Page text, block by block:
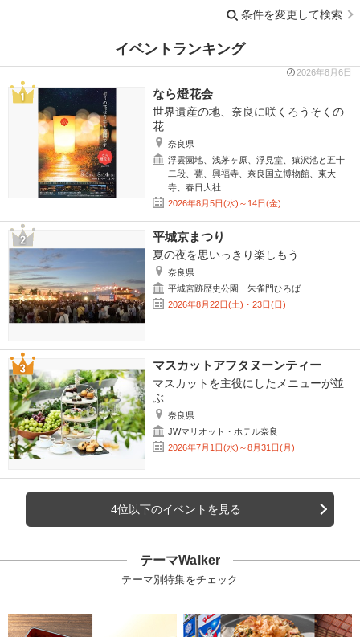
条件を変更して検索
イベントランキング
2026年8月6日
なら燈花会
世界遺産の地、奈良に咲くろうそくの
花
奈良県
浮雲園地、浅茅ヶ原、浮見堂、猿沢池と五十
二段、甍、興福寺、奈良国立博物館、東大
寺、春日大社
2026年8月5日(水)～14日(金)
平城京まつり
夏の夜を思いっきり楽しもう
奈良県
平城宮跡歴史公園 朱雀門ひろば
2026年8月22日(土)・23日(日)
マスカットアフタヌーンティー
マスカットを主役にしたメニューが並
ぶ
奈良県
JWマリオット・ホテル奈良
2026年7月1日(水)～8月31日(月)
4位以下のイベントを見る
テーマWalker
テーマ別特集をチェック